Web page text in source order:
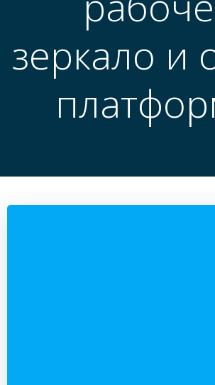
зеркало и